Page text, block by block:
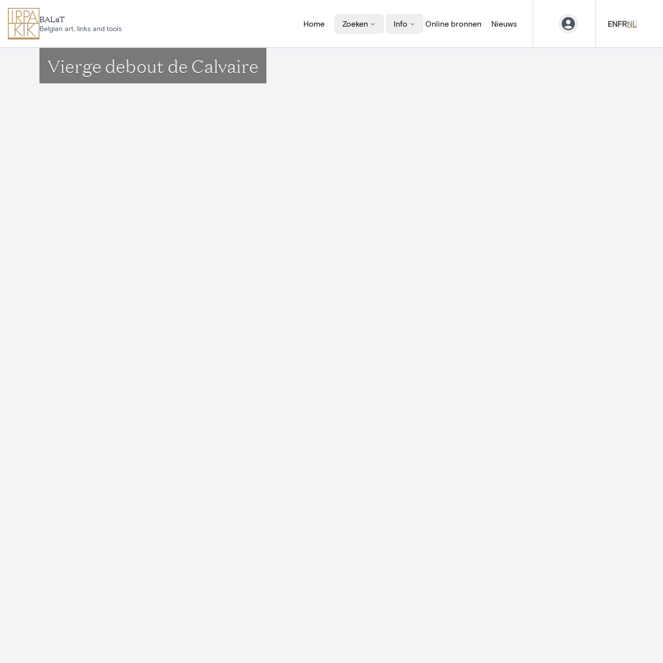
BALaT
Belgian art, links and tools
Home Zoeken Info Online bronnen Nieuws ENFRNL
Vierge debout de Calvaire